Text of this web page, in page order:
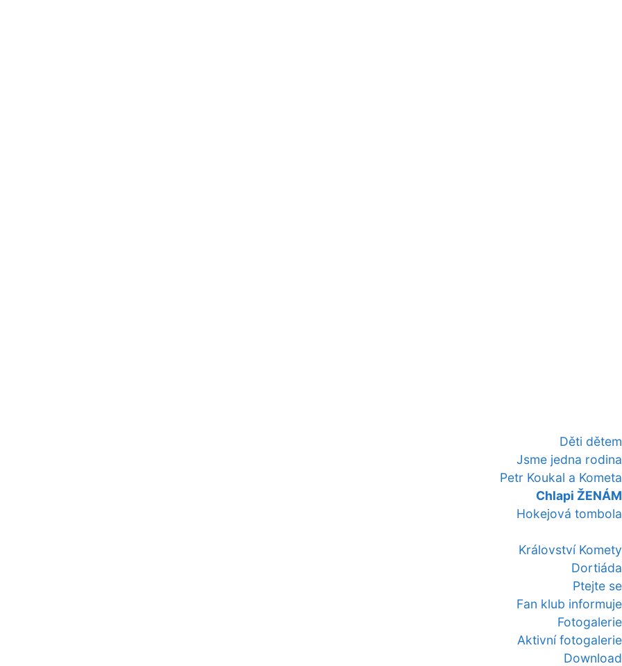
Děti dětem
Jsme jedna rodina
Petr Koukal a Kometa
Chlapi ŽENÁM
Hokejová tombola
Království Komety
Dortiáda
Ptejte se
Fan klub informuje
Fotogalerie
Aktivní fotogalerie
Download